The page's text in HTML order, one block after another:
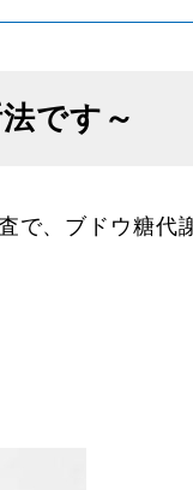
です～
で、ブドウ糖代